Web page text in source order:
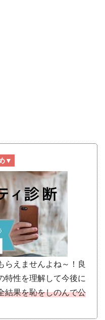
▼
らえませんよね～！良
特性を理解して今後に
結果を恥をしのんで公